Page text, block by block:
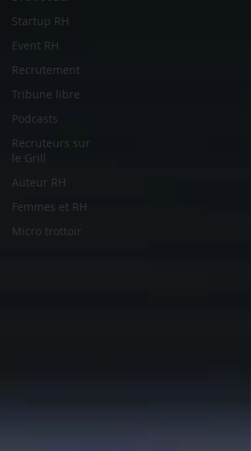
Startup RH
Event RH
Recrutement
Tribune libre
Podcasts
Recruteurs sur
le Grill
Auteur RH
Femmes et RH
Micro trottoir